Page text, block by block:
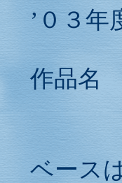
’０３
作品
～
ベース